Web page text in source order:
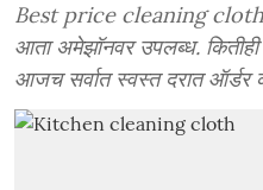
Best price cleaning cloth :
आता अमेझॉनवर उपलब्ध. कितीही
आजच सर्वात स्वस्त दरात ऑर्डर